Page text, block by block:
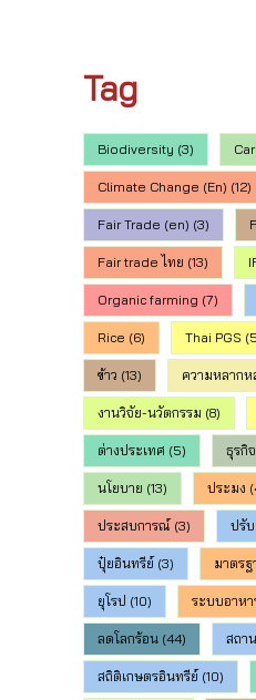
Tag
Biodiversity (3)
Climate Change (En) (12)
Fair Trade (en) (3)
Fair trade ไทย (13)
Organic farming (7)
Rice (6) Thai PGS
ข้าว (13) ความหลากห
งานวิจัย-นวัตกรรม (8)
ต่างประเทศ (5) ธุรกิ
นโยบาย (13) ประมง
ประสบการณ์(3) ปรั
ปุ๋ยอินทรีย์(3) มาตรฐ
ยุโรป (10) ระบบอาห
ลดโลกร้อน (44) สถา
สถิติเกษตรอินทรีย์(10)